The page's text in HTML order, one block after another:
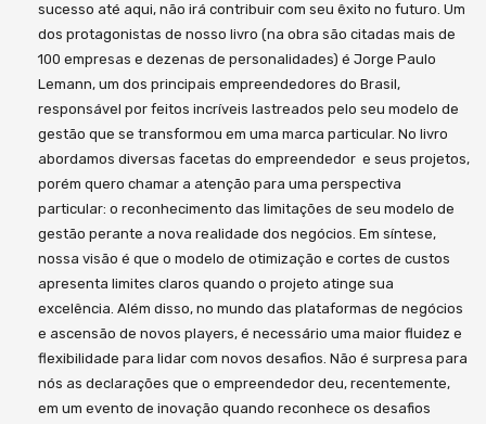
sucesso até aqui, não irá contribuir com seu êxito no futuro. Um
dos protagonistas de nosso livro (na obra são citadas mais de
100 empresas e dezenas de personalidades) é Jorge Paulo
Lemann, um dos principais empreendedores do Brasil,
responsável por feitos incríveis lastreados pelo seu modelo de
gestão que se transformou em uma marca particular. No livro
abordamos diversas facetas do empreendedor e seus projetos,
porém quero chamar a atenção para uma perspectiva
particular: o reconhecimento das limitações de seu modelo de
gestão perante a nova realidade dos negócios. Em síntese,
nossa visão é que o modelo de otimização e cortes de custos
apresenta limites claros quando o projeto atinge sua
excelência. Além disso, no mundo das plataformas de negócios
e ascensão de novos players, é necessário uma maior fluidez e
flexibilidade para lidar com novos desafios. Não é surpresa para
nós as declarações que o empreendedor deu, recentemente,
em um evento de inovação quando reconhece os desafios